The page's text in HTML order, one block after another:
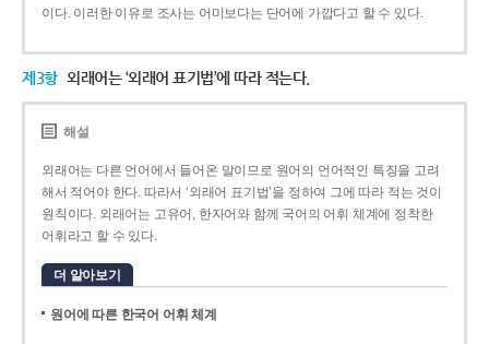
이다. 이러한 이유로 조사는 어미보다는 단어에 가깝다고 할 수 있다.
제3항 외래어는 ‘외래어 표기법’에 따라 적는다.
해설
외래어는 다른 언어에서 들어온 말이므로 원어의 언어적인 특징을 고려
해서 적어야 한다. 따라서 ‘외래어 표기법’을 정하여 그에 따라 적는 것이
원칙이다. 외래어는 고유어, 한자어와 함께 국어의 어휘 체계에 정착한
어휘라고 할 수 있다.
더 알아보기
원어에 따른 한국어 어휘 체계